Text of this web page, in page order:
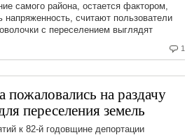
1
самого района, остается фактором,
напряженность, считают пользователи
с переселением выглядят
пожаловались на раздачу
переселения земель
к 82-й годовщине депортации